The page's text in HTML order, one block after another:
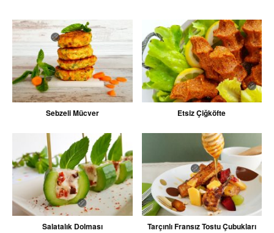
Sebzeli Mücver Etsiz Çiğköfte
Salatalık Dolması Tarçınlı Fransız Tostu Çubukları